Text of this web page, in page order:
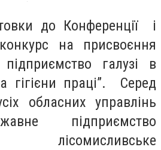
до Конференції і
на присвоєння
галузі в
гігієни праці”. Серед
обласних управлінь
підприємство
лісомисливське